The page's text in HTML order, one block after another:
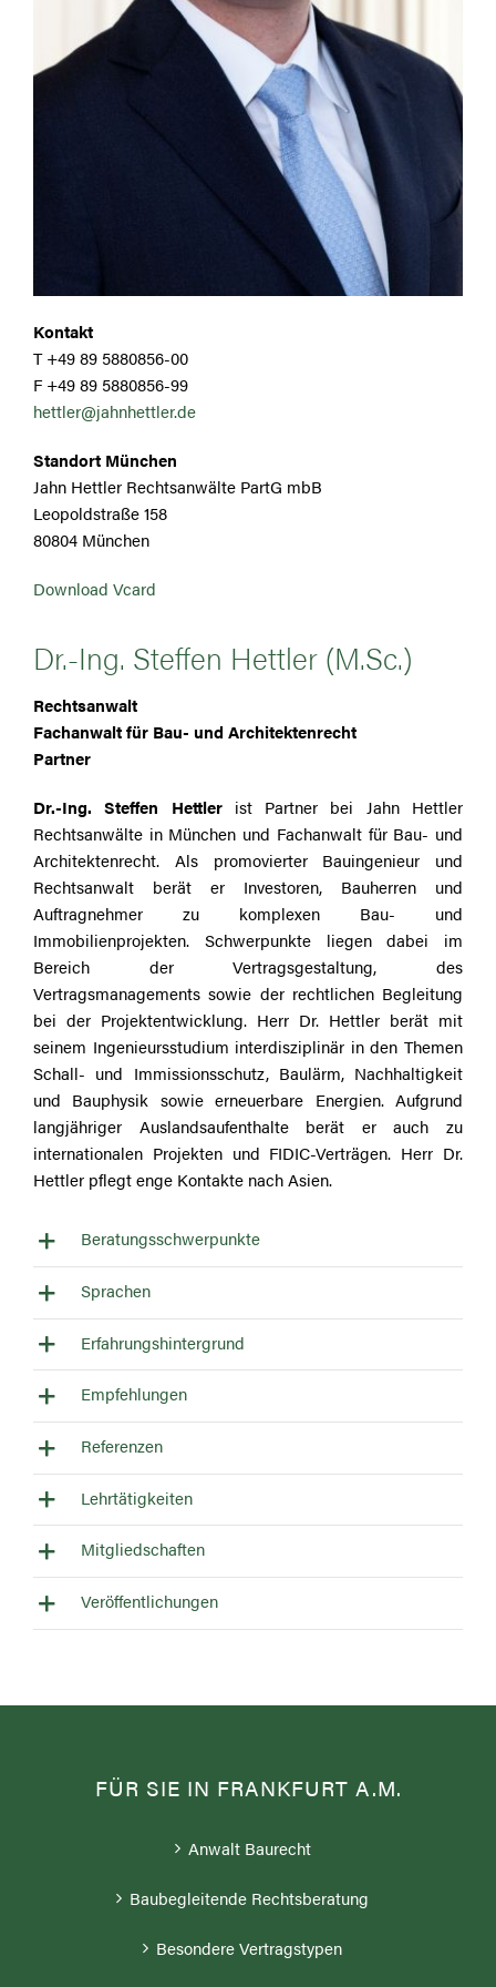
Kontakt
T +49 89 5880856-00
F +49 89 5880856-99
hettler@jahnhettler.de
Standort München
Jahn Hettler Rechtsanwälte PartG mbB
Leopoldstraße 158
80804 München
Download Vcard
Dr.-Ing. Steffen Hettler (M.Sc.)
Rechtsanwalt
Fachanwalt für Bau- und Architektenrecht
Partner
Dr.-Ing. Steffen Hettlerist Partner bei Jahn Hettler
Rechtsanwälte in München und Fachanwalt für Bau- und
Architektenrecht. Als promovierter Bauingenieur und
Rechtsanwalt berät er Investoren, Bauherren und
Auftragnehmer zu komplexen Bau- und
Immobilienprojekten. Schwerpunkte liegen dabei im
Bereich der Vertragsgestaltung, des
Vertragsmanagements sowie der rechtlichen Begleitung
bei der Projektentwicklung. Herr Dr. Hettler berät mit
seinem Ingenieursstudium interdisziplinär in den Themen
Schall- und Immissionsschutz, Baulärm, Nachhaltigkeit
und Bauphysik sowie erneuerbare Energien. Aufgrund
langjähriger Auslandsaufenthalte berät er auch zu
internationalen Projekten und FIDIC-Verträgen. Herr Dr.
Hettler pflegt enge Kontakte nach Asien.
Beratungsschwerpunkte
Sprachen
Erfahrungshintergrund
Empfehlungen
Referenzen
Lehrtätigkeiten
Mitgliedschaften
Veröffentlichungen
FÜR SIE IN FRANKFURT A.M.
Anwalt Baurecht
Baubegleitende Rechtsberatung
Besondere Vertragstypen